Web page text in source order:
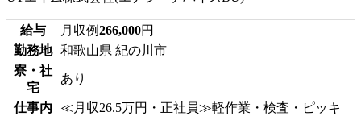
給与 月収例266,000円
勤務地 和歌山県 紀の川市
寮・社
宅
あり
仕事内
≪月収26.5万円・正社員≫軽作業・検査・ピッキ